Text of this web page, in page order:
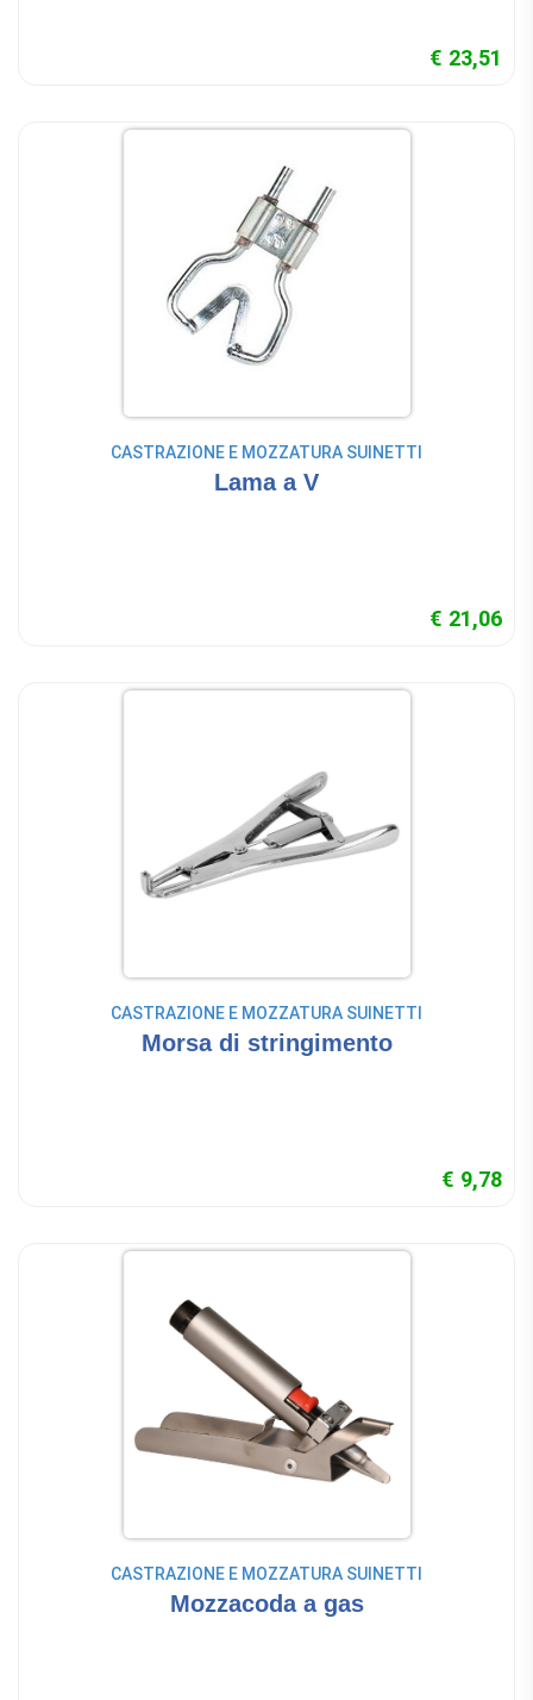
€ 23,51
CASTRAZIONE E MOZZATURA SUINETTI
Lama a V
€ 21,06
CASTRAZIONE E MOZZATURA SUINETTI
Morsa di stringimento
€ 9,78
CASTRAZIONE E MOZZATURA SUINETTI
Mozzacoda a gas